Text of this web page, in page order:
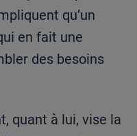
qu’un
en fait une
des besoins
quant à lui, vise la